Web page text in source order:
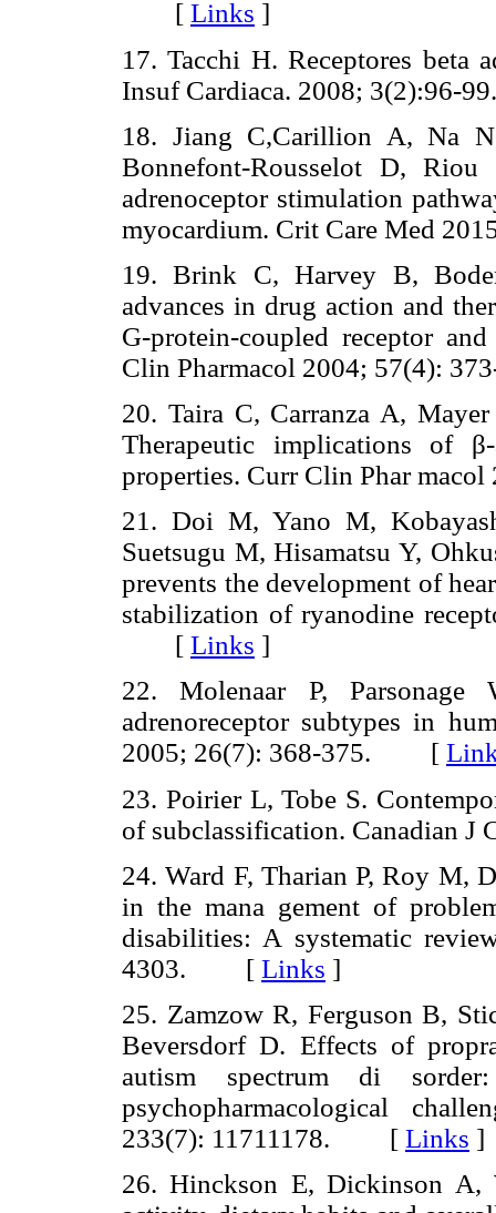
[ Links ]
17. Tacchi H. Receptores beta
Insuf Cardiaca. 2008;
18. Jiang C,Carillion A, Na
Bonnefont-Rousselot D,
adrenoceptor stimulation
myocardium. Crit Care Med
19. Brink C, Harvey B,
advances in drug action and
G-protein-coupled receptor
Clin Pharmacol 2004; 57(4):
20. Taira C, Carranza A,
Therapeutic implications of
properties. Curr Clin Phar
21. Doi M, Yano M,
Suetsugu M, Hisamatsu Y,
prevents the development of
stabilization of ryanodine
[ Links ]
22. Molenaar P, Parsonage
adrenoreceptor subtypes in
2005; 26(7): 368-375. [
23. Poirier L, Tobe S.
of subclassification.
24. Ward F, Tharian P, Roy M,
in the mana gement of
disabilities: A systematic
4303. [ Links ]
25. Zamzow R, Ferguson B,
Beversdorf D. Effects of
autism spectrum di
psychopharmacological
233(7): 11711178. [ Links ]
26. Hinckson E, Dickinson A,